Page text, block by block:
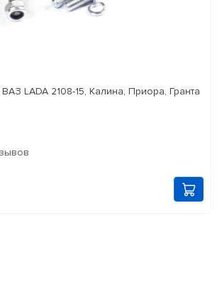
LADA 2108-15, Калина, Приора, Гранта